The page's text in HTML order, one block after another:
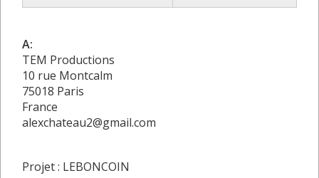
A:
TEM Productions
10 rue Montcalm
75018 Paris
France
alexchateau2@gmail.com
Projet : LEBONCOIN